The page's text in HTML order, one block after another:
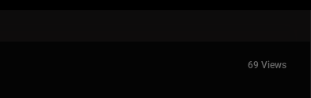
69 Views